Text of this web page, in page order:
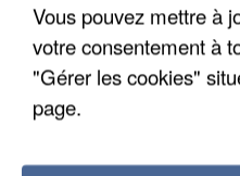
Vous pouvez mettre à
votre consentement à
"Gérer les cookies"
page.